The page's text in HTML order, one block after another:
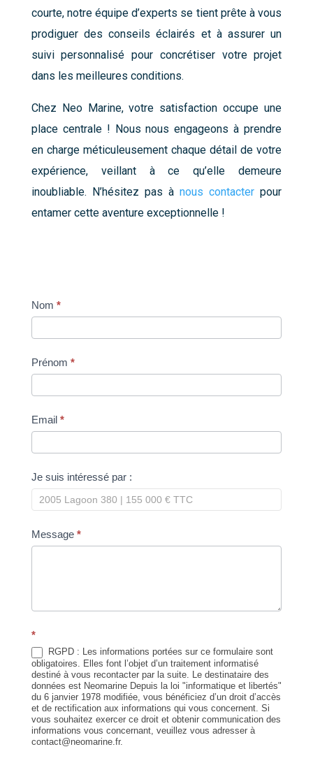
courte, notre équipe d’experts se tient prête à vous
prodiguer des conseils éclairés et à assurer un
suivi personnalisé pour concrétiser votre projet
dans les meilleures conditions.
Chez Neo Marine, votre satisfaction occupe une
place centrale ! Nous nous engageons à prendre
en charge méticuleusement chaque détail de votre
expérience, veillant à ce qu’elle demeure
inoubliable. N’hésitez pas ànous contacter pour
entamer cette aventure exceptionnelle !
Contact-
occasion
Nom *
Prénom *
Email *
Je suis intéressé par :
Message *
*
RGPD : Les informations portées sur ce formulaire sont
obligatoires. Elles font l’objet d’un traitement informatisé
destiné à vous recontacter par la suite. Le destinataire des
données est Neomarine Depuis la loi "informatique et libertés"
du 6 janvier 1978 modifiée, vous bénéficiez d’un droit d’accès
et de rectification aux informations qui vous concernent. Si
vous souhaitez exercer ce droit et obtenir communication des
informations vous concernant, veuillez vous adresser à
contact@neomarine.fr.